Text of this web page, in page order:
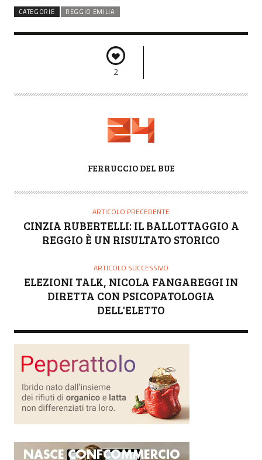
CATEGORIE REGGIO EMILIA
2
T
FERRUCCIO DEL BUE
ARTICOLO PRECEDENTE
CINZIA RUBERTELLI: IL BALLOTTAGGIO A
REGGIO È UN RISULTATO STORICO
ARTICOLO SUCCESSIVO
ELEZIONI TALK, NICOLA FANGAREGGI IN
DIRETTA CON PSICOPATOLOGIA
DELL'ELETTO